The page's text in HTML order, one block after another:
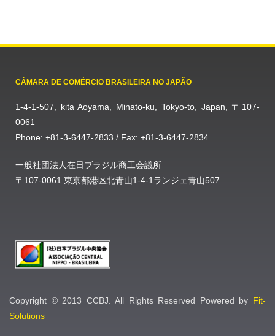
CÂMARA DE COMÉRCIO BRASILEIRA NO JAPÃO
1-4-1-507, kita Aoyama, Minato-ku, Tokyo-to, Japan, 〒107-
0061
Phone: +81-3-6447-2833 / Fax: +81-3-6447-2834
一般社団法人在日ブラジル商工会議所
〒107-0061 東京都港区北青山1-4-1ランジェ青山507
Copyright © 2013 CCBJ. All Rights Reserved Powered by Fit-
Solutions